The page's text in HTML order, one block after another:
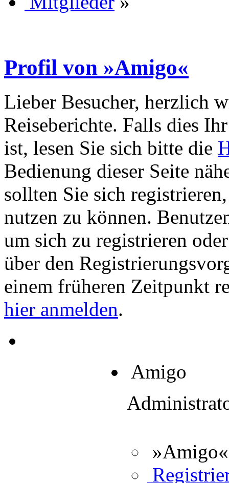
Profil von »Amigo«
Lieber Besucher, herzlich
Reiseberichte. Falls dies
ist, lesen Sie sich bitte die
Bedienung dieser Seite
sollten Sie sich
nutzen zu können.
um sich zu registrieren
über den
einem früheren Zeitpunkt
hier anmelden.
Amigo